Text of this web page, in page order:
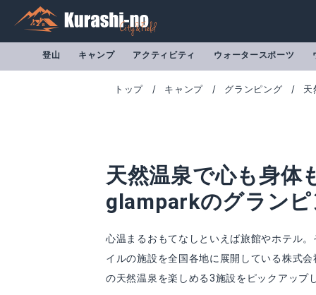
登山 キャンプ アクティビティ ウォータースポーツ
トップ キャンプ グランピング 天
天然温泉で心も身体
glamparkのグラン
心温まるおもてなしといえば旅館やホテル
イルの施設を全国各地に展開している株式
の天然温泉を楽しめる3施設をピックアップ